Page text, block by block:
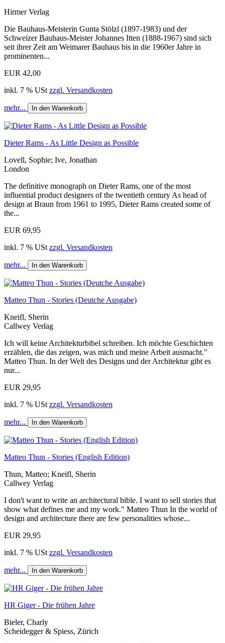
Hirmer Verlag
Die Bauhaus-Meisterin Gunta Stölzl (1897-1983) und der
Schweizer Bauhaus-Meister Johannes Itten (1888-1967) sind sich
seit ihrer Zeit am Weimarer Bauhaus bis in die 1960er Jahre in
prominenten...
EUR 42,00
inkl. 7 % USt zzgl. Versandkosten
mehr... In den Warenkorb
Dieter Rams - As Little Design as Possible
Lovell, Sophie; Ive, Jonathan
London
The definitive monograph on Dieter Rams, one of the most
influential product designers of the twentieth century As head of
design at Braun from 1961 to 1995, Dieter Rams created some of
the...
EUR 69,95
inkl. 7 % USt zzgl. Versandkosten
mehr... In den Warenkorb
Matteo Thun - Stories (Deutche Ausgabe)
Kneifl, Sherin
Callwey Verlag
Ich will keine Architekturbibel schreiben. Ich möchte Geschichten
erzählen, die das zeigen, was mich und meine Arbeit ausmacht."
Matteo Thun. In der Welt des Designs und der Architektur gibt es
nur...
EUR 29,95
inkl. 7 % USt zzgl. Versandkosten
mehr... In den Warenkorb
Matteo Thun - Stories (English Edition)
Thun, Matteo; Kneifl, Sherin
Callwey Verlag
I don't want to write an architectural bible. I want to sell stories that
show what defines me and my work." Matteo Thun In the world of
design and architecture there are few personalities whose...
EUR 29,95
inkl. 7 % USt zzgl. Versandkosten
mehr... In den Warenkorb
HR Giger - Die frühen Jahre
Bieler, Charly
Scheidegger & Spiess, Zürich